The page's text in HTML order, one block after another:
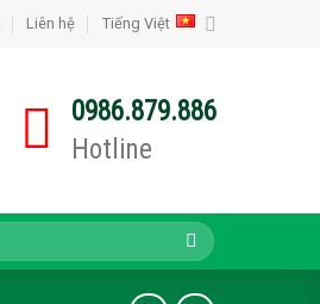
Liên hệ Tiếng Việt
0986.879.886
Hotline